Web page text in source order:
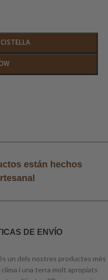
están hechos
DE ENVÍO
un dels nostres productes més
i una terra molt apropiats